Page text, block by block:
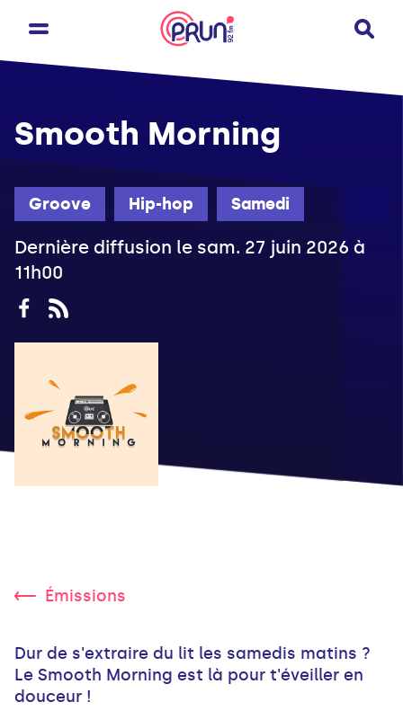
Groove Hip-hop Samedi
Smooth Morning
Dernière diffusion le sam. 27 juin 2026 à
11h00
Émissions
Dur de s'extraire du lit les samedis matins ?
Le Smooth Morning est là pour t'éveiller en
douceur !